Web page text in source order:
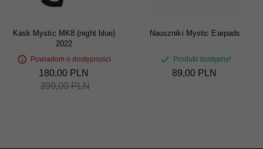
Kask Mystic MK8 (night blue)
2022
Powiadom o dostępności
180,00 PLN
399,00 PLN
Nauszniki Mystic Earpads
Produkt dostępny!
89,00 PLN